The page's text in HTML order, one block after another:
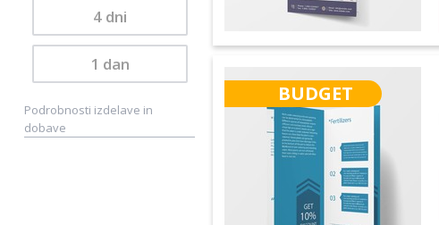
4 dni
1 dan
Podrobnosti izdelave in
dobave
BUDGET